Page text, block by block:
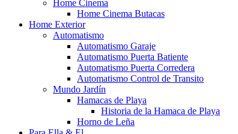
Home Cinema
Home Cinema Butacas
Home Exterior
Automatismo
Automatismo Garaje
Automatismo Puerta Batiente
Automatismo Puerta Corredera
Automatismo Control de Transito
Mundo Jardín
Hamacas de Playa
Historia de la Hamaca de Playa
Horno de Leña